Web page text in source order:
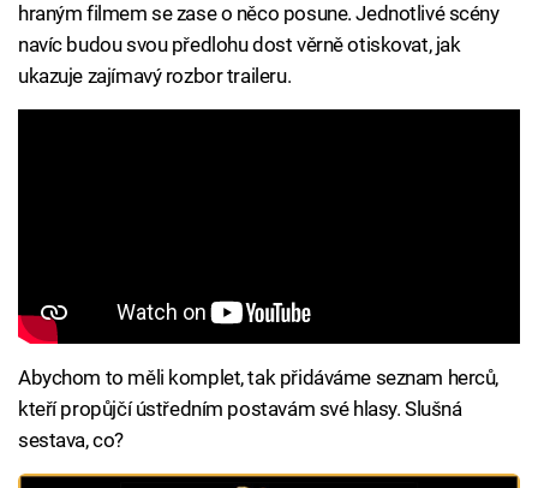
hraným filmem se zase o něco posune. Jednotlivé scény
navíc budou svou předlohu dost věrně otiskovat, jak
ukazuje zajímavý rozbor traileru.
Abychom to měli komplet, tak přidáváme seznam herců,
kteří propůjčí ústředním postavám své hlasy. Slušná
sestava, co?